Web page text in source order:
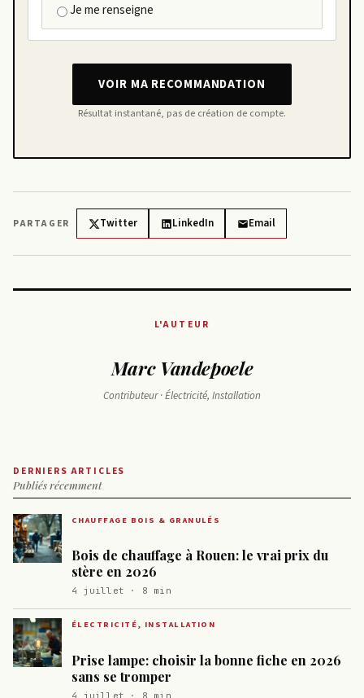
Je me renseigne
VOIR MA RECOMMANDATION
Résultat instantané, pas de création de compte.
PARTAGER Twitter LinkedIn Email
L'AUTEUR
Marc Vandepoele
Contributeur · Électricité, Installation
DERNIERS ARTICLES
Publiés récemment
CHAUFFAGE BOIS & GRANULÉS
Bois de chauffage à Rouen: le vrai prix du
stère en 2026
4 juillet · 8 min
ÉLECTRICITÉ, INSTALLATION
Prise lampe: choisir la bonne fiche en 2026
sans se tromper
4 juillet · 8 min